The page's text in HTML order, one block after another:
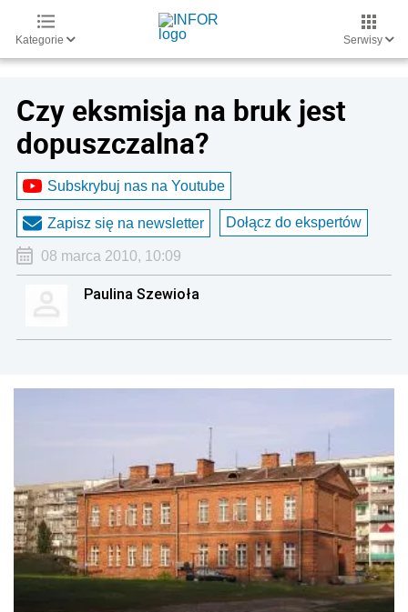
Kategorie Serwisy
Czy eksmisja na bruk jest
dopuszczalna?
Subskrybuj nas na Youtube
Zapisz się na newsletter Dołącz do ekspertów
08 marca 2010, 10:09
Paulina Szewioła